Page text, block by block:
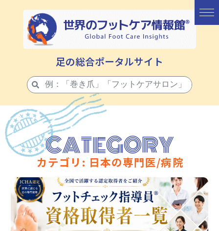
足の総合ポータルサイト
CATEGORY
カテゴリ: 日本の専門医/病院